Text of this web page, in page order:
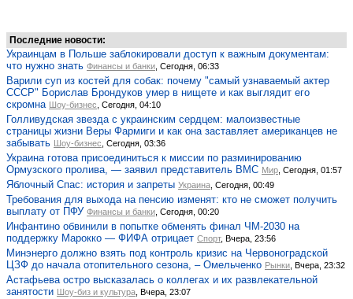
Последние новости:
Украинцам в Польше заблокировали доступ к важным документам:
что нужно знать Финансы и банки , Сегодня, 06:33
Варили суп из костей для собак: почему "самый узнаваемый актер
СССР" Борислав Брондуков умер в нищете и как выглядит его
скромна Шоу-бизнес , Сегодня, 04:10
Голливудская звезда с украинским сердцем: малоизвестные
страницы жизни Веры Фармиги и как она заставляет американцев не
забывать Шоу-бизнес , Сегодня, 03:36
Украина готова присоединиться к миссии по разминированию
Ормузского пролива, — заявил представитель ВМС Мир , Сегодня, 01:57
Яблочный Спас: история и запреты Украина , Сегодня, 00:49
Требования для выхода на пенсию изменят: кто не сможет получить
выплату от ПФУ Финансы и банки , Сегодня, 00:20
Инфантино обвинили в попытке обменять финал ЧМ-2030 на
поддержку Марокко — ФИФА отрицает Спорт, Вчера, 23:56
Минэнерго должно взять под контроль кризис на Червоноградской
ЦЗФ до начала отопительного сезона, – Омельченко Рынки , Вчера, 23:32
Астафьева остро высказалась о коллегах и их развлекательной
занятости Шоу-биз и культура , Вчера, 23:07